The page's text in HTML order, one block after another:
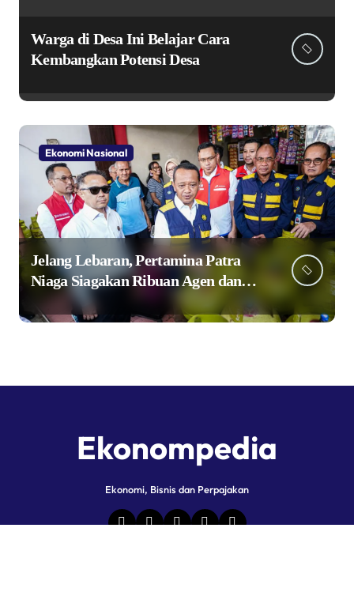
Warga di Desa Ini Belajar Cara
Kembangkan Potensi Desa
Ekonomi Nasional
Jelang Lebaran, Pertamina Patra
Niaga Siagakan Ribuan Agen dan
Pangkalan LPG 3 Kg
Ekonompedia
Ekonomi, Bisnis dan Perpajakan